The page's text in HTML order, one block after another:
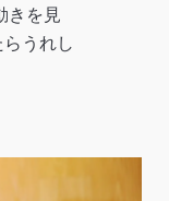
きを見
うれし